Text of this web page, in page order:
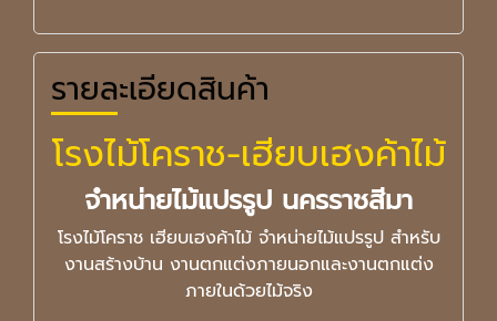
รายละเอียดสินค้า
โรงไม้โคราช-เฮียบเฮงค้าไม้
จำหน่ายไม้แปรรูป นครราชสีมา
โรงไม้โคราช เฮียบเฮงค้าไม้ จำหน่ายไม้แปรรูป สำหรับ
งานสร้างบ้าน งานตกแต่งภายนอกและงานตกแต่ง
ภายในด้วยไม้จริง